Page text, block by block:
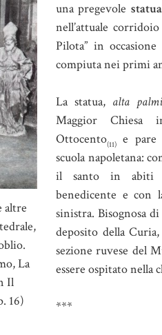
altre
La
Il
16)
una pregevole
nell’attuale
Pilota” in
compiuta nei primi
La statua, alta
Maggior
Ottocento(11)
e pare
scuola napoletana:
il santo in abiti
benedicente e con
sinistra. Bisognosa
deposito della
sezione ruvese del
essere ospitato nella
***